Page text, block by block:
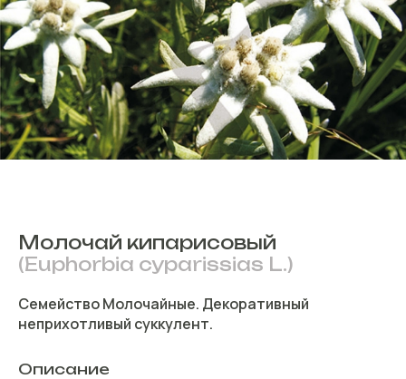
Семейство Молочайные. Декоративный
неприхотливый суккулент.
Описание
Молочай кипарисовый
(Euphorbia cyparissias L.)